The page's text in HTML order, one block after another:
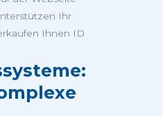
Ihr
Ihnen ID